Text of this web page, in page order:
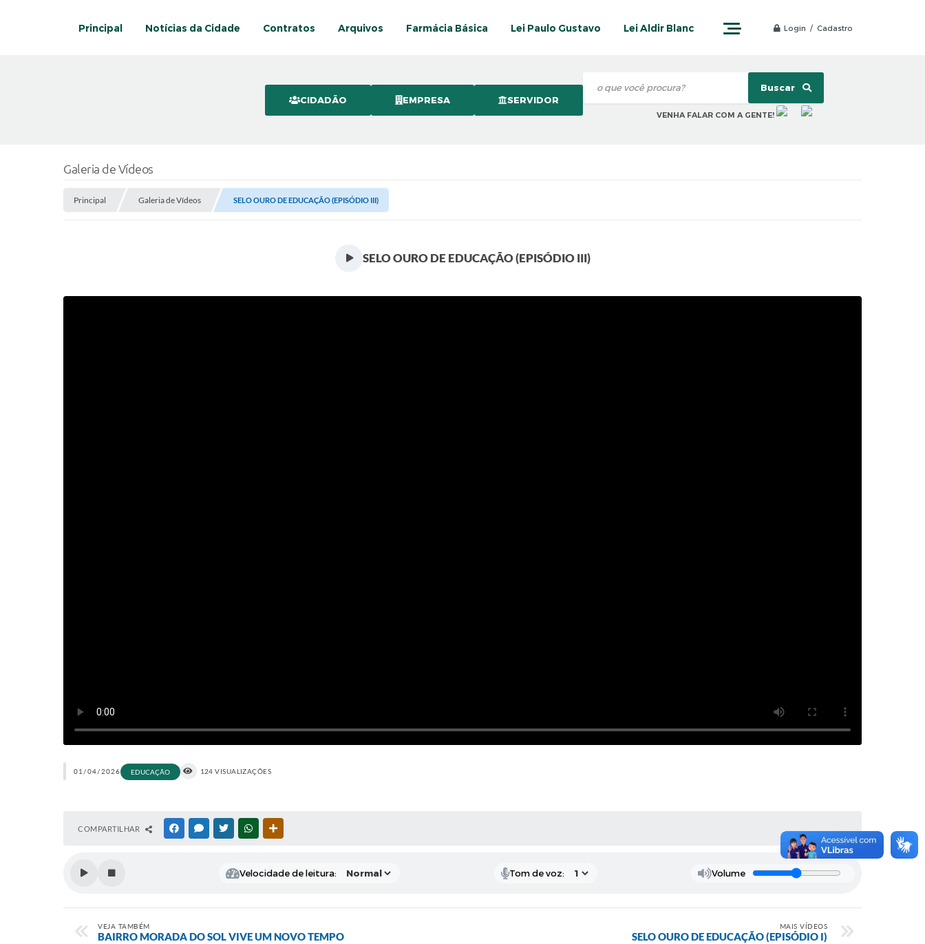
Login / Cadastro
Principal Notícias da Cidade Contratos Arquivos Farmácia Básica Lei Paulo Gustavo Lei Aldir Blanc
CIDADÃO EMPRESA SERVIDOR
Buscar
VENHA FALAR COM A GENTE!
Galeria de Vídeos
Principal Galeria de Vídeos SELO OURO DE EDUCAÇÃO (EPISÓDIO III)
SELO OURO DE EDUCAÇÃO (EPISÓDIO III)
01/04/2026 EDUCAÇÃO 124 VISUALIZAÇÕES
COMPARTILHAR FACEBOOKMESSENGER
TWITTERWHATSAPP
Velocidade de leitura: Tom de voz: Volume
VEJA TAMBÉM
BAIRRO MORADA DO SOL VIVE UM NOVO TEMPO
MAIS VÍDEOS
SELO OURO DE EDUCAÇÃO (EPISÓDIO I)